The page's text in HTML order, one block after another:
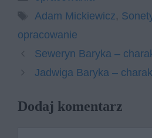
Tagi
Adam Mickiewicz,
opracowanie
Seweryn Baryka –
Jadwiga Baryka –
Dodaj komentarz